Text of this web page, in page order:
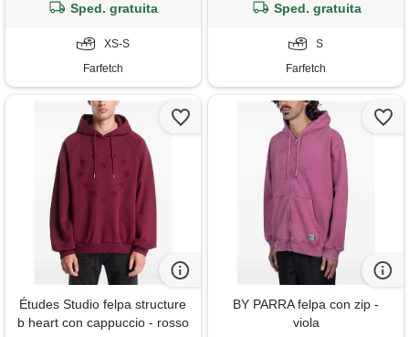
Sped. gratuita
XS-S
Farfetch
Sped. gratuita
S
Farfetch
Études Studio felpa structure
b heart con cappuccio - rosso
BY PARRA felpa con zip -
viola